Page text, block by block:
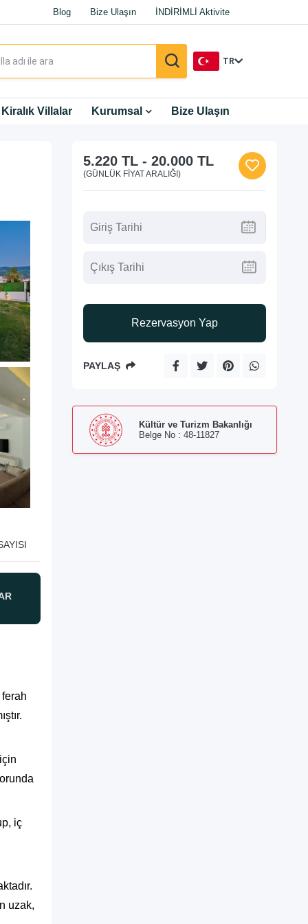
Blog Bize Ulaşın İNDİRİMLİ Aktivite
TR
Kiralık Villalar Kurumsal Bize Ulaşın
iç
uzak,
5.220 TL- 20.000 TL
(GÜNLÜK FIYAT ARALIĞI)
Rezervasyon Yap
PAYLAŞ
Kültür ve Turizm Bakanlığı
Belge No : 48-11827